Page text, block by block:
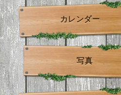
カレンダー
写真